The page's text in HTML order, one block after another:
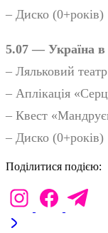
– Диско (0+років)
5.07 — Україна в
– Ляльковий
– Аплікація
– Квест
– Диско (0+років)
Поділитися подією: